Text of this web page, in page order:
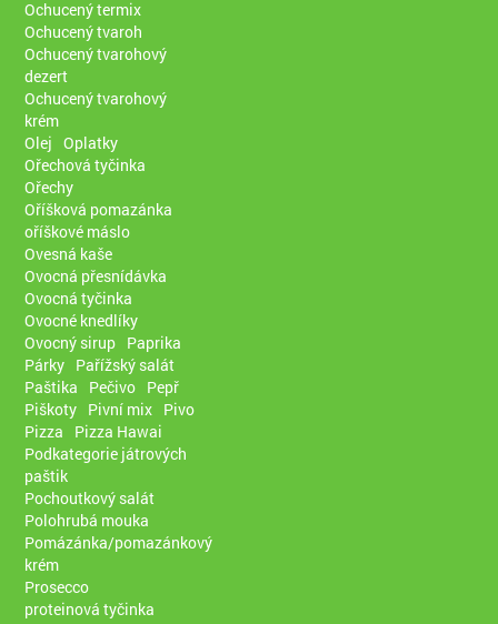
Ochucený termix
Ochucený tvaroh
Ochucený tvarohový
dezert
Ochucený tvarohový
krém
Olej Oplatky
Ořechová tyčinka
Ořechy
Oříšková pomazánka
oříškové máslo
Ovesná kaše
Ovocná přesnídávka
Ovocná tyčinka
Ovocné knedlíky
Ovocný sirup Paprika
Párky Pařížský salát
Paštika
Pečivo Pepř
Piškoty Pivní mix Pivo
Pizza
Pizza Hawai
Podkategorie játrových
paštik
Pochoutkový salát
Polohrubá mouka
Pomázánka/pomazánkový
krém
Prosecco
proteinová tyčinka